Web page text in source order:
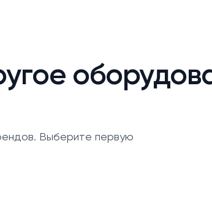
Выберите первую